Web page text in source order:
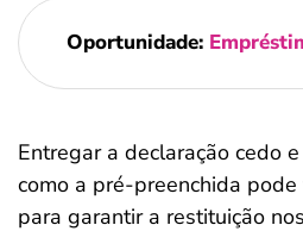
Oportunidade:
Entregar a declaração cedo
como a pré-preenchida
para garantir a restituição